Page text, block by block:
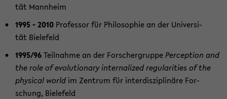
tät Mann­heim
1995 - 2010 Pro­fes­sor für Phi­lo­so­phie an der Uni­ver­si­
tät Bie­le­feld
1995/96Teil­nah­me an der For­scher­grup­pePer­cep­ti­on and
the role of evo­lu­tio­na­ry in­ter­na­li­zed re­gu­la­ri­ties of the
phy­si­cal world im Zen­trum für in­ter­dis­zi­pli­nä­re For­
schung, Bie­le­feld